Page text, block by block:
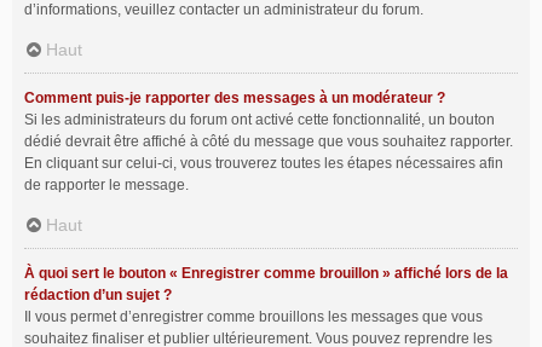
d’informations, veuillez contacter un administrateur du forum.
Haut
Comment puis-je rapporter des messages à un modérateur ?
Si les administrateurs du forum ont activé cette fonctionnalité, un bouton
dédié devrait être affiché à côté du message que vous souhaitez rapporter.
En cliquant sur celui-ci, vous trouverez toutes les étapes nécessaires afin
de rapporter le message.
Haut
À quoi sert le bouton « Enregistrer comme brouillon » affiché lors de la
rédaction d’un sujet ?
Il vous permet d’enregistrer comme brouillons les messages que vous
souhaitez finaliser et publier ultérieurement. Vous pouvez reprendre les